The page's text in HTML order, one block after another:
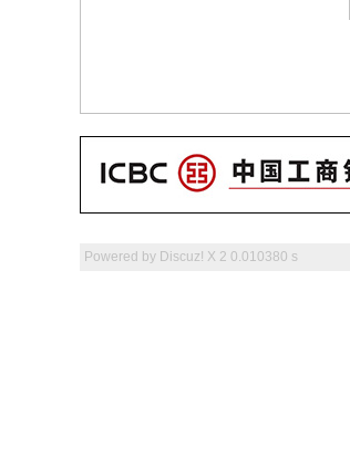
Powered by Discuz! X 2 0.010380 s